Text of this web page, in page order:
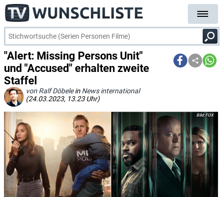
"Alert: Missing Persons Unit"
und "Accused" erhalten zweite
Staffel
von Ralf Döbelein News international
(24.03.2023, 13.23 Uhr)
FOX